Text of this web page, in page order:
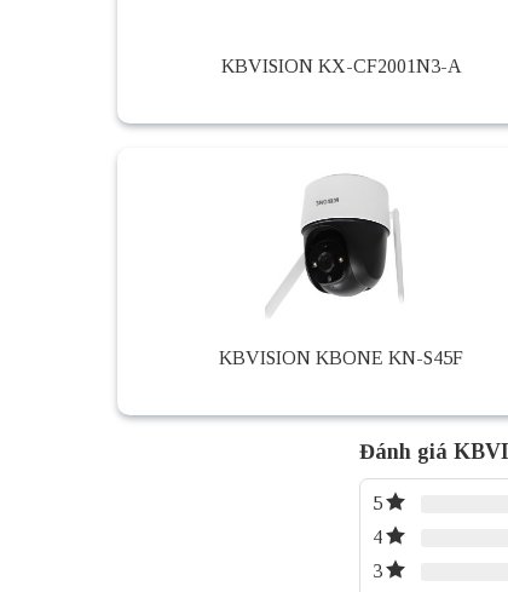
KBVISION KX-CF2001N3-A
KBVISION KBONE KN-S45F
Đánh giá
5
4
3